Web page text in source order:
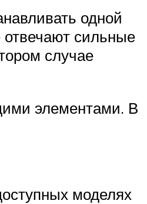
одной
отвечают сильные
случае
элементами. В
моделях